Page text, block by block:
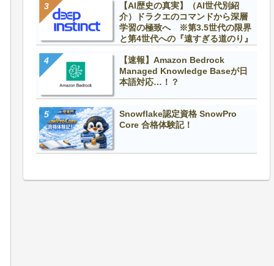
【AI歴史の真実】（AI世代別紹
介）ドラクエのコマンドから深層
学習の極致へ ※第3.5世代の限界
と第4世代への『遠すぎる道のり』
【速報】Amazon Bedrock
Managed Knowledge Baseが日
本語対応…！？
Snowflake認定資格 SnowPro
Core 合格体験記！